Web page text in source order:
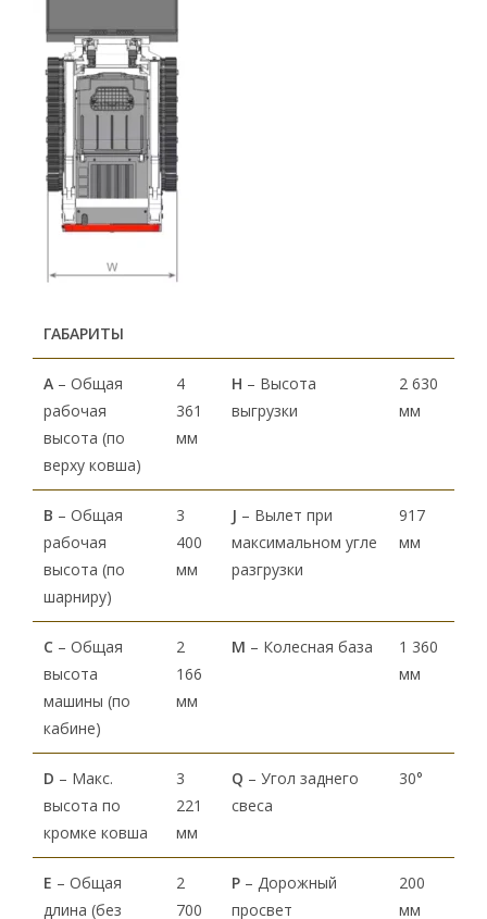
ГАБАРИТЫ
А – Общая
рабочая
высота (по
верху ковша)
4
361
мм
H – Высота
выгрузки
2 630
мм
В – Общая
рабочая
высота (по
шарниру)
3
400
мм
J – Вылет при
максимальном угле
разгрузки
917
мм
С – Общая
высота
машины (по
кабине)
2
166
мм
M – Колесная база
1 360
мм
D – Макс.
высота по
кромке ковша
3
221
мм
Q – Угол заднего
свеса
30°
Е – Общая
длина (без
2
700
P – Дорожный
просвет
200
мм